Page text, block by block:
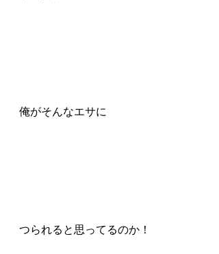
俺がそんなエサに
つられると思ってるのか！